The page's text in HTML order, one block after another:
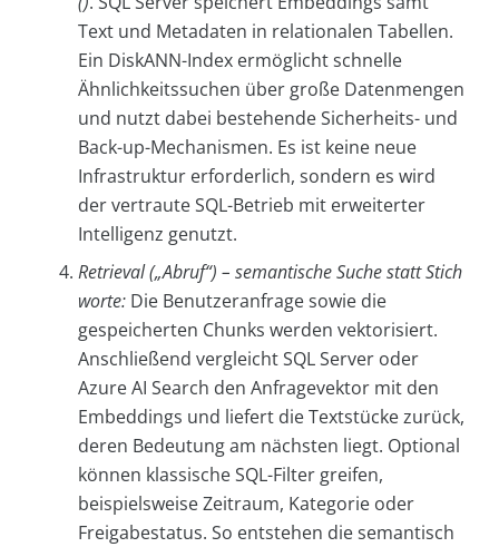
Text und Metadaten in relationalen Tabellen.
Ein DiskANN-Index ermöglicht schnelle
Ähnlichkeitssuchen über große Datenmengen
und nutzt dabei bestehende Sicherheits- und
Back-up-Mechanismen. Es ist keine neue
Infrastruktur erforderlich, sondern es wird
der vertraute SQL-Betrieb mit erweiterter
Intelligenz genutzt.
Retrieval („Abruf“) – semantische Suche statt Stich
worte: Die Benutzeranfrage sowie die
gespeicherten Chunks werden vektorisiert.
Anschließend vergleicht SQL Server oder
Azure AI Search den Anfragevektor mit den
Embeddings und liefert die Textstücke zurück,
deren Bedeutung am nächsten liegt. Optional
können klassische SQL-Filter greifen,
beispielsweise Zeitraum, Kategorie oder
Freigabestatus. So entstehen die semantisch